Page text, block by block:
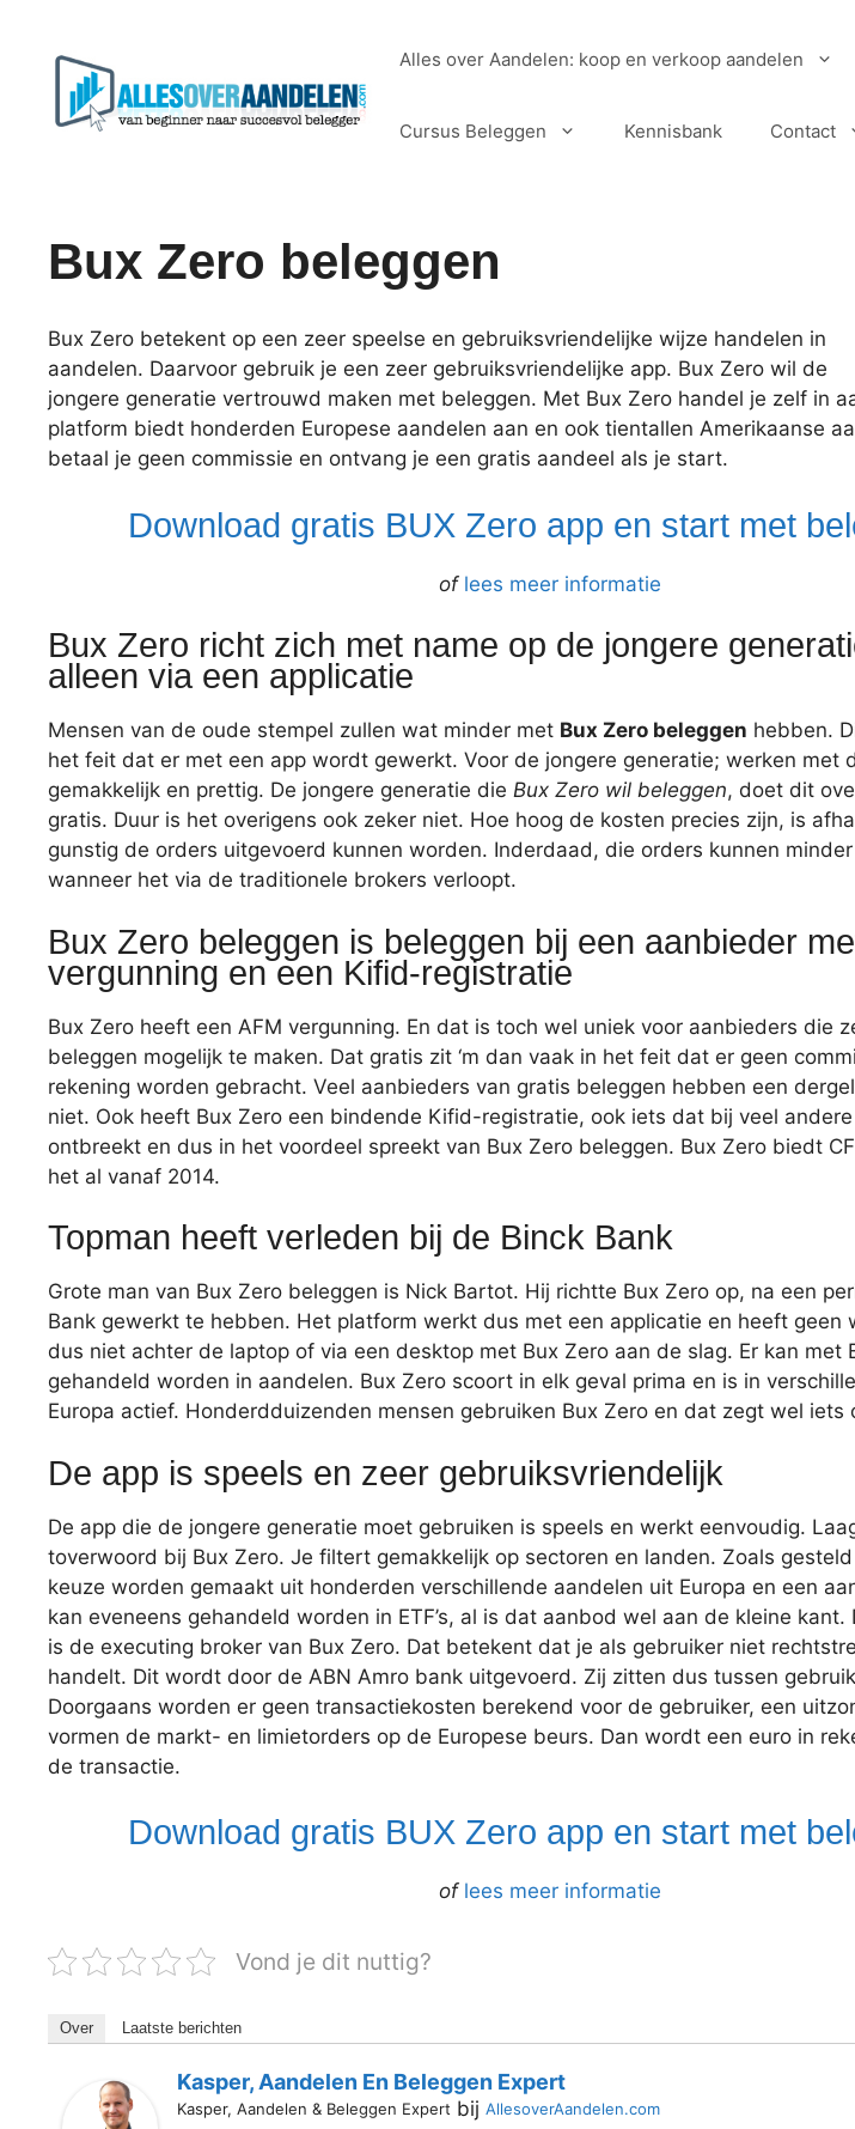
Alles over Aandelen: koop en verkoop aandelen
Cursus Beleggen Kennisbank Contact
Bux Zero beleggen
Bux Zero betekent op een zeer speelse en gebruiksvriendelijke wijze handelen in
aandelen. Daarvoor gebruik je een zeer gebruiksvriendelijke app. Bux Zero wil de
jongere generatie vertrouwd maken met beleggen. Met Bux Zero handel je zelf in
platform biedt honderden Europese aandelen aan en ook tientallen Amerikaanse
betaal je geen commissie en ontvang je een gratis aandeel als je start.
Download gratis BUX Zero app en start met
of lees meer informatie
Bux Zero richt zich met name op de jongere
alleen via een applicatie
Mensen van de oude stempel zullen wat minder met Bux Zero beleggen hebben.
het feit dat er met een app wordt gewerkt. Voor de jongere generatie; werken met
gemakkelijk en prettig. De jongere generatie die Bux Zero wil beleggen, doet dit
gratis. Duur is het overigens ook zeker niet. Hoe hoog de kosten precies zijn, is
gunstig de orders uitgevoerd kunnen worden. Inderdaad, die orders kunnen
wanneer het via de traditionele brokers verloopt.
Bux Zero beleggen is beleggen bij een aanbieder
vergunning en een Kifid-registratie
Bux Zero heeft een AFM vergunning. En dat is toch wel uniek voor aanbieders die
beleggen mogelijk te maken. Dat gratis zit ‘m dan vaak in het feit dat er geen
rekening worden gebracht. Veel aanbieders van gratis beleggen hebben een
niet. Ook heeft Bux Zero een bindende Kifid-registratie, ook iets dat bij veel
ontbreekt en dus in het voordeel spreekt van Bux Zero beleggen. Bux Zero biedt
het al vanaf 2014.
Topman heeft verleden bij de Binck Bank
Grote man van Bux Zero beleggen is Nick Bartot. Hij richtte Bux Zero op, na een
Bank gewerkt te hebben. Het platform werkt dus met een applicatie en heeft geen
dus niet achter de laptop of via een desktop met Bux Zero aan de slag. Er kan met
gehandeld worden in aandelen. Bux Zero scoort in elk geval prima en is in
Europa actief. Honderdduizenden mensen gebruiken Bux Zero en dat zegt wel iets
De app is speels en zeer gebruiksvriendelijk
De app die de jongere generatie moet gebruiken is speels en werkt eenvoudig.
toverwoord bij Bux Zero. Je filtert gemakkelijk op sectoren en landen. Zoals
keuze worden gemaakt uit honderden verschillende aandelen uit Europa en een
kan eveneens gehandeld worden in ETF’s, al is dat aanbod wel aan de kleine kant.
is de executing broker van Bux Zero. Dat betekent dat je als gebruiker niet
handelt. Dit wordt door de ABN Amro bank uitgevoerd. Zij zitten dus tussen
Doorgaans worden er geen transactiekosten berekend voor de gebruiker, een
vormen de markt- en limietorders op de Europese beurs. Dan wordt een euro in
de transactie.
Download gratis BUX Zero app en start met
of lees meer informatie
Vond je dit nuttig?
Over Laatste berichten
Kasper, Aandelen En Beleggen Expert
Kasper, Aandelen & Beleggen Expert bij AllesoverAandelen.com